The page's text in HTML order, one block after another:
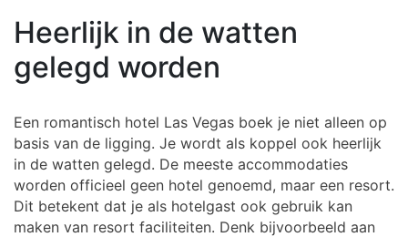
Heerlijk in de watten
gelegd worden
Een romantisch hotel Las Vegas boek je niet alleen op
basis van de ligging. Je wordt als koppel ook heerlijk
in de watten gelegd. De meeste accommodaties
worden officieel geen hotel genoemd, maar een resort.
Dit betekent dat je als hotelgast ook gebruik kan
maken van resort faciliteiten. Denk bijvoorbeeld aan